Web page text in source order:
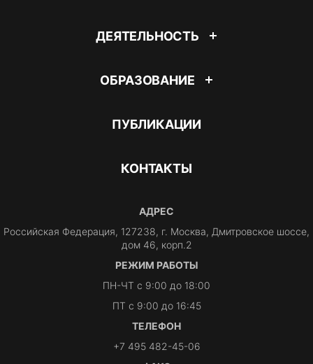
ДЕЯТЕЛЬНОСТЬ
ОБРАЗОВАНИЕ
ПУБЛИКАЦИИ
КОНТАКТЫ
АДРЕС
Российская Федерация, 127238, г. Москва, Дмитровское шоссе,
дом 46, корп.2
РЕЖИМ РАБОТЫ
ПН-ЧТ с 9:00 до 18:00
ПТ с 9:00 до 16:45
ТЕЛЕФОН
+7 495 482-45-06